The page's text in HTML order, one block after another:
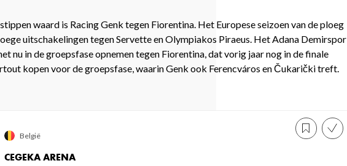
waard is Racing Genk tegen Fiorentina. Het Europese seizoen van de ploeg
uitschakelingen tegen Servette en Olympiakos Piraeus. Het Adana Demirspor
nu in de groepsfase opnemen tegen Fiorentina, dat vorig jaar nog in de finale
kopen voor de groepsfase, waarin Genk ook Ferencváros en Čukarički treft.
CEGEKA ARENA
België